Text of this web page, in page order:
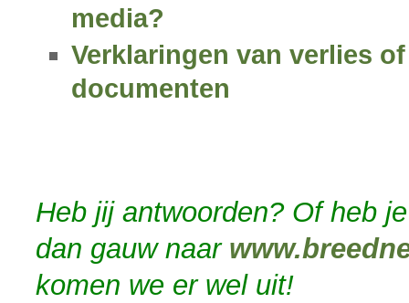
media?
Verklaringen van verlies
documenten
Heb jij antwoorden? Of heb
dan gauw naar
komen we er wel uit!